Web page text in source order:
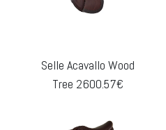
Selle Acavallo Wood
Tree 2600.57€